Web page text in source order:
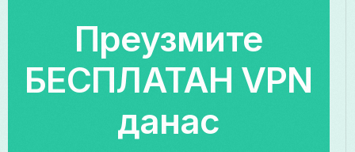
Преузмите
БЕСПЛАТАН VPN
данас